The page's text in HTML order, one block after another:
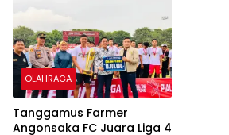
OLAHRAGA
Tanggamus Farmer
Angonsaka FC Juara Liga 4